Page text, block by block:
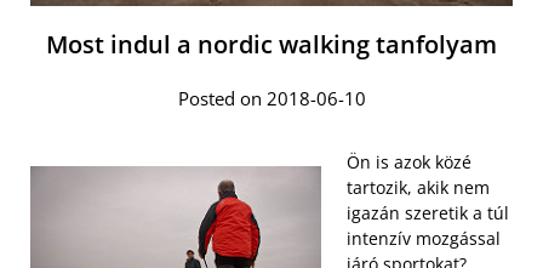
Most indul a nordic walking tanfolyam
Posted on 2018-06-10
Ön is azok közé
tartozik, akik nem
igazán szeretik a túl
intenzív mozgással
járó sportokat?